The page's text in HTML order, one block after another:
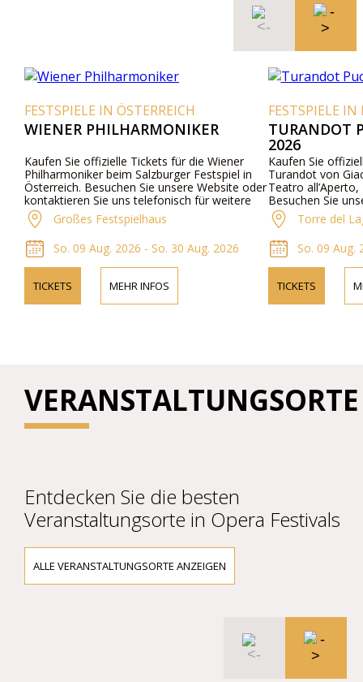
FESTSPIELE IN ÖSTERREICH
WIENER PHILHARMONIKER
Kaufen Sie offizielle Tickets für die Wiener
Philharmoniker beim Salzburger Festspiel in
Österreich. Besuchen Sie unsere Website oder
kontaktieren Sie uns telefonisch für weitere
Informationen zu den Künstlern, dem
Programm und den Ticketpreisen.
Großes Festspielhaus
So. 09 Aug. 2026 - So. 30 Aug. 2026
TICKETS MEHR INFOS
FESTSPIELE
TURANDOT
2026
Kaufen Sie
Turandot von
Teatro
Besuchen Sie
kontaktieren Sie
Informationen
Programmdetails
Torre del
So. 09 Aug.
TICKETS
VERANSTALTUNGSORTE
Entdecken Sie die besten
Veranstaltungsorte in Opera Festivals
ALLE VERANSTALTUNGSORTE ANZEIGEN